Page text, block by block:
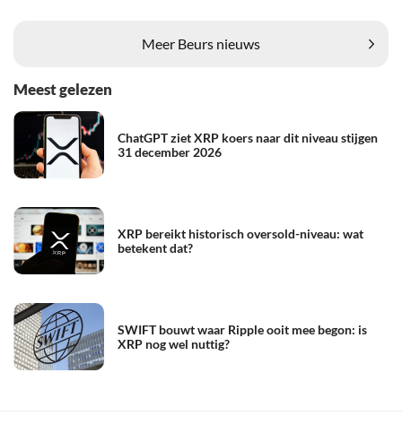
Meer Beurs nieuws
Meest gelezen
ChatGPT ziet XRP koers naar dit niveau stijgen
31 december 2026
XRP bereikt historisch oversold-niveau: wat
betekent dat?
SWIFT bouwt waar Ripple ooit mee begon: is
XRP nog wel nuttig?